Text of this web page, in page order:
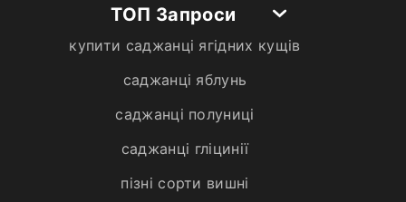
ТОП Запроси
купити саджанці ягідних кущів
саджанці яблунь
саджанці полуниці
саджанці гліцинії
пізні сорти вишні